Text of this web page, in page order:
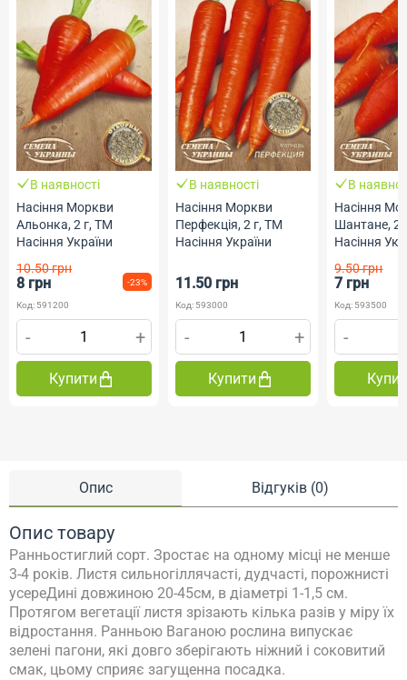
Опис Відгуків (0)
Опис товару
Ранньостиглий сорт. Зростає на одному місці не менше
3-4 років. Листя сильногіллячасті, дудчасті, порожнисті
усереДині довжиною 20-45см, в діаметрі 1-1,5 см.
Протягом вегетації листя зрізають кілька разів у міру їх
відростання. Ранньою Ваганою рослина випускає
зелені пагони, які довго зберігають ніжний і соковитий
смак, цьому сприяє загущенна посадка.
В наявності
Насіння Моркви
Альонка, 2 г, ТМ
Насіння України
10.50 грн
8 грн -23%
Код: 591200
- +
Купити
В наявності
Насіння Моркви
Перфекція, 2 г, ТМ
Насіння України
11.50 грн
Код: 593000
- +
Купити
В
Насіння
Шантане, 2
Насіння
9.50 грн
7 грн
Код: 593500
-